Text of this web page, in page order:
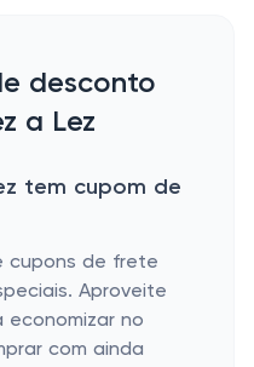
desconto
a Lez
tem cupom de
cupons de frete
Aproveite
economizar no
com ainda